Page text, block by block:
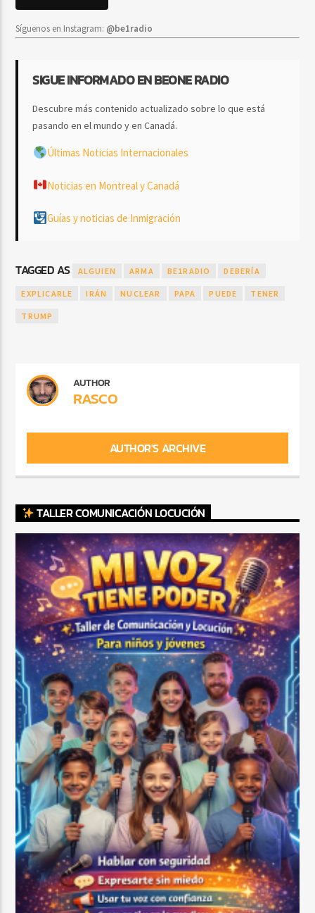
Síguenos en Instagram: @be1radio
SIGUE INFORMADO EN BEONE RADIO
Descubre más contenido actualizado sobre lo que está
pasando en el mundo y en Canadá.
Últimas Noticias Internacionales
Noticias en Montreal y Canadá
Guías y noticias de Inmigración
TAGGED AS ALGUIEN ARMA BE1RADIO DEBERÍA
EXPLICARLE IRÁN NUCLEAR PAPA PUEDE TENER
TRUMP
AUTHOR
RASCO
AUTHOR'S ARCHIVE
TALLER COMUNICACIÓN LOCUCIÓN